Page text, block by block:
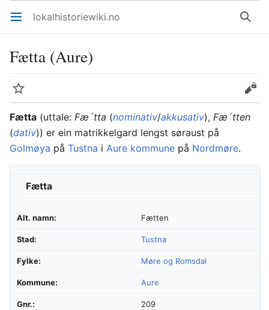
Åpne hovedmenyen lokalhistoriewiki.no Søk
Fætta (Aure)
Overvåk
Rediger
Fætta (uttale: Fæ´tta (nominativ/akkusativ), Fæ´tten
(dativ)) er ein matrikkelgard lengst søraust på
Golmøya på Tustna i Aure kommune på Nordmøre.
Fætta
Alt. namn: Fætten
Stad: Tustna
Fylke: Møre og Romsdal
Kommune: Aure
Gnr.: 209